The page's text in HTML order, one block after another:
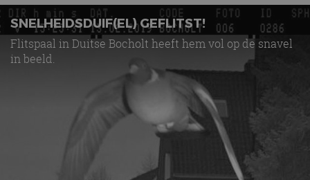
SNELHEIDSDUIF(EL) GEFLITST!
Flitspaal in Duitse Bocholt heeft hem vol op de snavel
in beeld.